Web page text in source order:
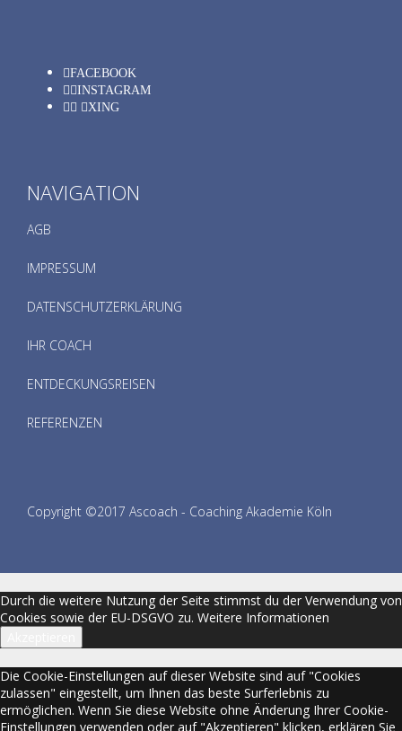
FACEBOOK
INSTAGRAM
XING
NAVIGATION
AGB
IMPRESSUM
DATENSCHUTZERKLÄRUNG
IHR COACH
ENTDECKUNGSREISEN
REFERENZEN
Copyright ©2017 Ascoach - Coaching Akademie Köln
Durch die weitere Nutzung der Seite stimmst du der Verwendung von
Cookies sowie der EU-DSGVO zu. Weitere Informationen
Die Cookie-Einstellungen auf dieser Website sind auf "Cookies
zulassen" eingestellt, um Ihnen das beste Surferlebnis zu
ermöglichen. Wenn Sie diese Website ohne Änderung Ihrer Cookie-
Einstellungen verwenden oder auf "Akzeptieren" klicken, erklären Sie